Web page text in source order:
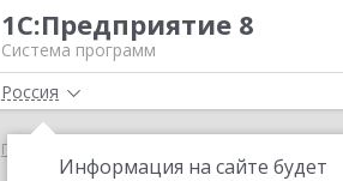
1С:Предприятие 8
Система программ
Россия
Информация на сайте будет
Главная